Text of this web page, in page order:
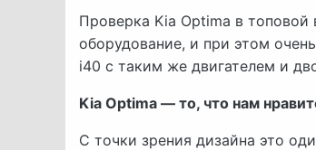
Проверка Kia Optima в топовой
оборудование, и при этом
i40 с таким же двигателем и
Kia Optima — то, что нам
С точки зрения дизайна это